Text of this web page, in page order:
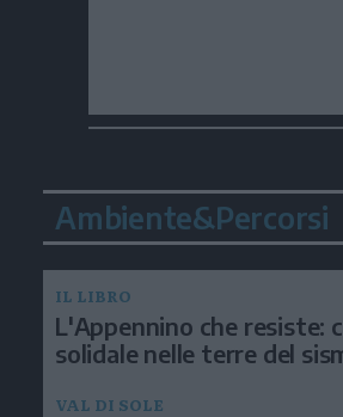
Ambiente&Percorsi
IL LIBRO
L'Appennino che resiste:
solidale nelle terre del
VAL DI SOLE